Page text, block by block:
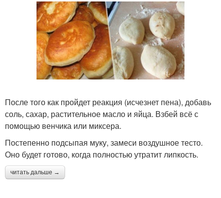
После того как пройдет реакция (исчезнет пена), добавь
соль, сахар, растительное масло и яйца. Взбей всё с
помощью венчика или миксера.
Постепенно подсыпая муку, замеси воздушное тесто.
Оно будет готово, когда полностью утратит липкость.
читать дальше →